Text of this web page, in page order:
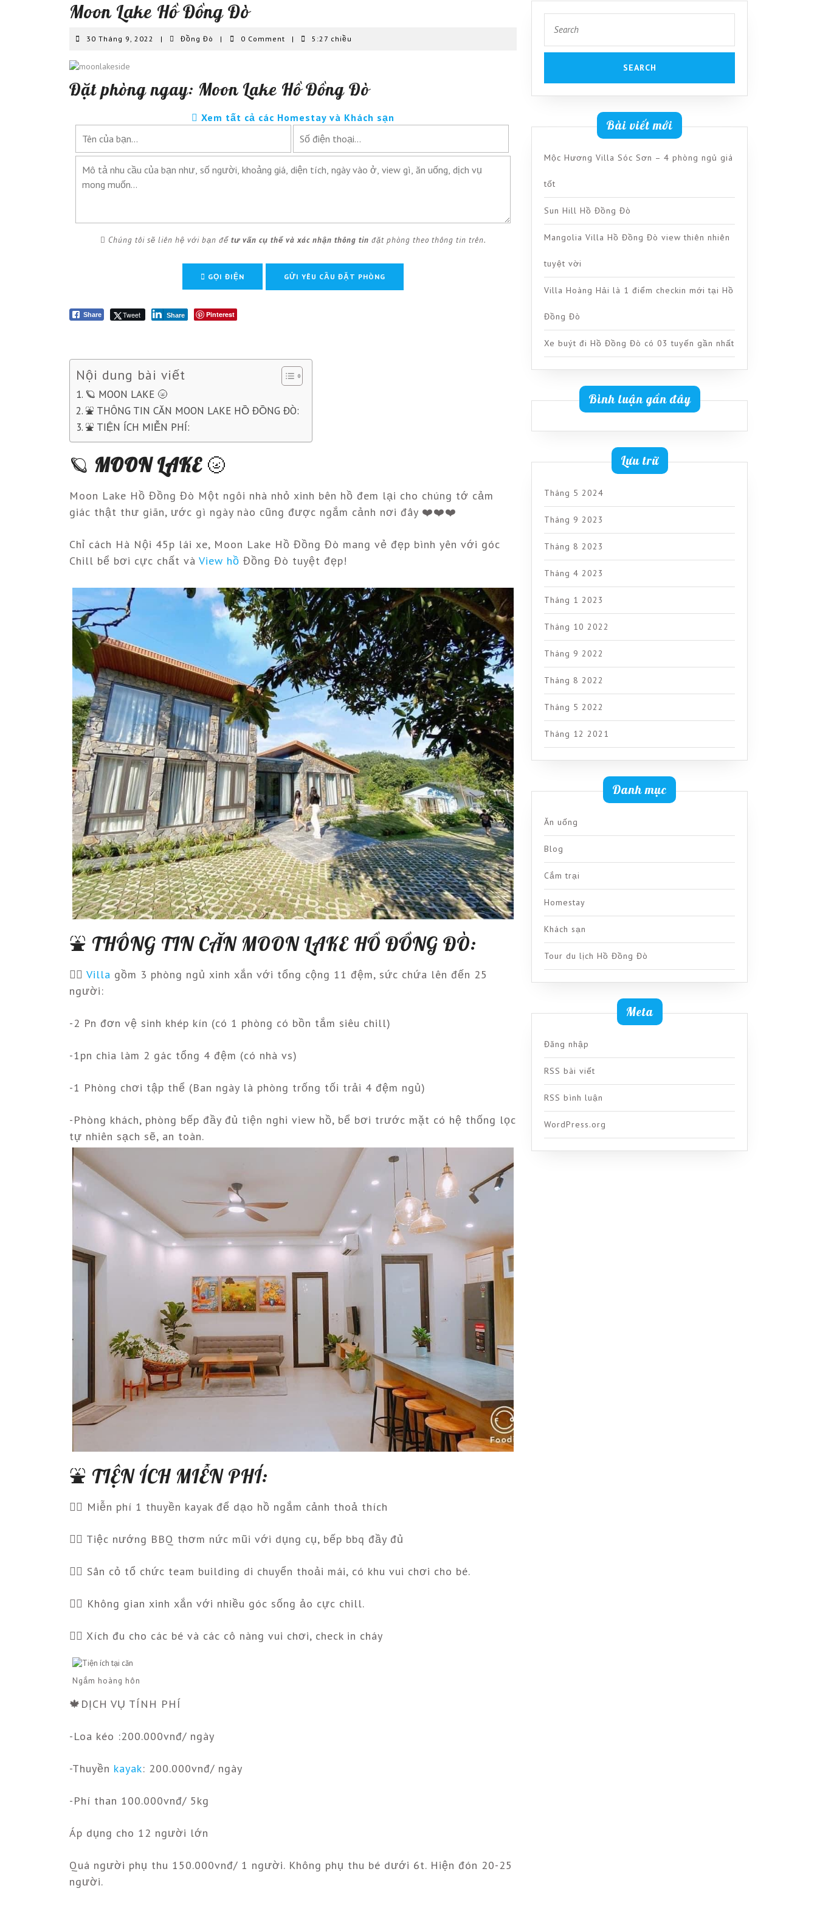
Moon Lake Hồ Đồng Đò
30 Tháng 9, 2022 30| Đồng Đò Đồng
| 0 Comment | 5:27 chiều
Đặt phòng ngay: Moon Lake Hồ Đồng Đò
Xem tất cả các Homestay và Khách sạn
Chúng tôi sẽ liên hệ với bạn để tư vấn cụ thể và xác nhận thông tin đặt phòng theo thông tin trên.
GỌI ĐIỆN
Share Tweet Share Pinterest
Nội dung bài viết
🪐 MOON LAKE 🌝
⛲️ THÔNG TIN CĂN MOON LAKE HỒ ĐỒNG ĐÒ:
⛲️ TIỆN ÍCH MIỄN PHÍ:
🪐 MOON LAKE🌝
Moon Lake Hồ Đồng Đò Một ngôi nhà nhỏ xinh bên hồ đem lại cho chúng tớ cảm
giác thật thư giãn, ước gì ngày nào cũng được ngắm cảnh nơi đây ❤️❤️❤️
Chỉ cách Hà Nội 45p lái xe, Moon Lake Hồ Đồng Đò mang vẻ đẹp bình yên với góc
Chill bể bơi cực chất và View hồ Đồng Đò tuyệt đẹp!
⛲️ THÔNG TIN CĂN MOON LAKE HỒ ĐỒNG ĐÒ:
👉🏻 Villa gồm 3 phòng ngủ xinh xắn với tổng cộng 11 đệm, sức chứa lên đến 25
người:
-2 Pn đơn vệ sinh khép kín (có 1 phòng có bồn tắm siêu chill)
-1pn chia làm 2 gác tổng 4 đệm (có nhà vs)
-1 Phòng chơi tập thể (Ban ngày là phòng trống tối trải 4 đệm ngủ)
-Phòng khách, phòng bếp đầy đủ tiện nghi view hồ, bể bơi trước mặt có hệ thống lọc
tự nhiên sạch sẽ, an toàn.
⛲️ TIỆN ÍCH MIỄN PHÍ:
👉🏻 Miễn phí 1 thuyền kayak để dạo hồ ngắm cảnh thoả thích
👉🏻 Tiệc nướng BBQ thơm nức mũi với dụng cụ, bếp bbq đầy đủ
👉🏻 Sân cỏ tổ chức team building di chuyển thoải mái, có khu vui chơi cho bé.
👉🏻 Không gian xinh xắn với nhiều góc sống ảo cực chill.
👉🏻 Xích đu cho các bé và các cô nàng vui chơi, check in cháy
Ngắm hoàng hôn
🍁DỊCH VỤ TÍNH PHÍ
-Loa kéo :200.000vnđ/ ngày
-Thuyền kayak: 200.000vnđ/ ngày
-Phí than 100.000vnđ/ 5kg
Áp dụng cho 12 người lớn
Quá người phụ thu 150.000vnđ/ 1 người. Không phụ thu bé dưới 6t. Hiện đón 20-25
người.
for:
Bài viết mới
Mộc Hương Villa Sóc Sơn – 4 phòng ngủ giá
tốt
Sun Hill Hồ Đồng Đò
Mangolia Villa Hồ Đồng Đò view thiên nhiên
tuyệt vời
Villa Hoàng Hải là 1 điểm checkin mới tại Hồ
Đồng Đò
Xe buýt đi Hồ Đồng Đò có 03 tuyến gần nhất
Bình luận gần đây
Lưu trữ
Tháng 5 2024
Tháng 9 2023
Tháng 8 2023
Tháng 4 2023
Tháng 1 2023
Tháng 10 2022
Tháng 9 2022
Tháng 8 2022
Tháng 5 2022
Tháng 12 2021
Danh mục
Ăn uống
Blog
Cắm trại
Homestay
Khách sạn
Tour du lịch Hồ Đồng Đò
Meta
Đăng nhập
RSS bài viết
RSS bình luận
WordPress.org